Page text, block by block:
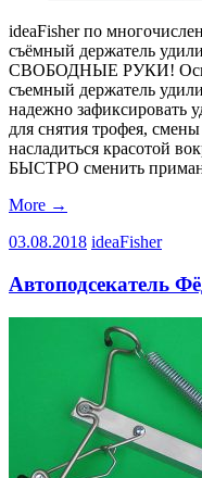
ideaFisher по
съёмный держатель
СВОБОДНЫЕ РУКИ!
съемный держатель
надежно зафиксировать
для снятия трофея,
насладиться красотой
БЫСТРО сменить
More →
03.08.2018 ideaFisher
Автоподсекатель